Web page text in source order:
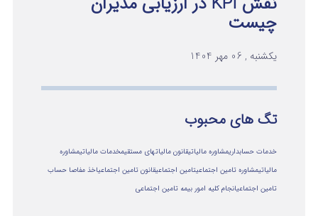
چیست
یکشنبه , 06 مهر 1404
تگ های محبوب
خدمات حسابداریمشاوره مالیاتیقانون مالیاتهای مستقیمخدمات مالیاتیمشاوره
مالياتيمشاوره تامین اجتماعیتامین اجتماعیقانون تامین اجتماعیاخذ مفاصا حساب
تامین اجتماعیانجام کلیه امور بیمه تامین اجتماعی